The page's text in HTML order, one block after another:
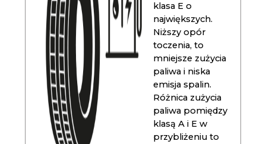
klasa E o
największych.
Niższy opór
toczenia, to
mniejsze zużycia
paliwa i niska
emisja spalin.
Różnica zużycia
paliwa pomiędzy
klasą A i E w
przybliżeniu to